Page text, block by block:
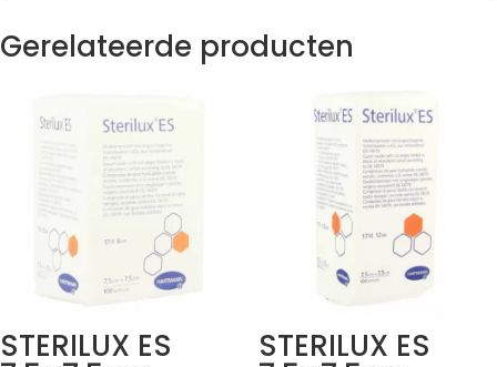
Gerelateerde producten
STERILUX ES STERILUX ES